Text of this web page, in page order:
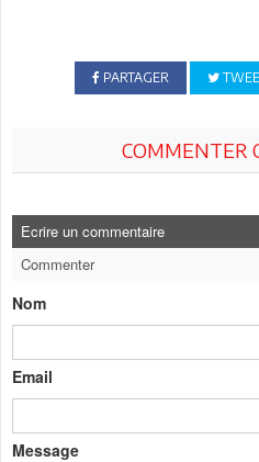
PARTAGER
COMMENTER
Ecrire un commentaire
Commenter
Nom
Email
Message